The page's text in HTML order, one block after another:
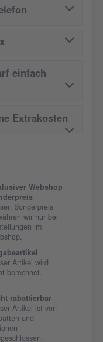
einfach
Extrakosten
Webshop
Sonderpreis
wir nur bei
im
Artikel wird
berechnet.
rabattierbar
Artikel ist von
und